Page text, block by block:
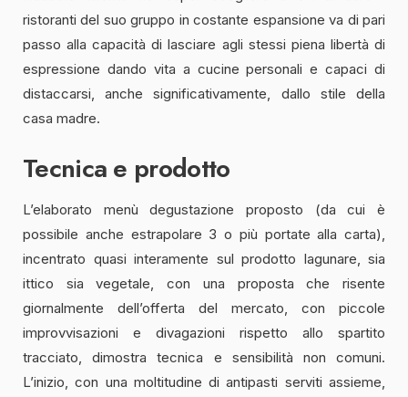
ristoranti del suo gruppo in costante espansione va di pari
passo alla capacità di lasciare agli stessi piena libertà di
espressione dando vita a cucine personali e capaci di
distaccarsi, anche significativamente, dallo stile della
casa madre.
Tecnica e prodotto
L’elaborato menù degustazione proposto (da cui è
possibile anche estrapolare 3 o più portate alla carta),
incentrato quasi interamente sul prodotto lagunare, sia
ittico sia vegetale, con una proposta che risente
giornalmente dell’offerta del mercato, con piccole
improvvisazioni e divagazioni rispetto allo spartito
tracciato, dimostra tecnica e sensibilità non comuni.
L’inizio, con una moltitudine di antipasti serviti assieme,